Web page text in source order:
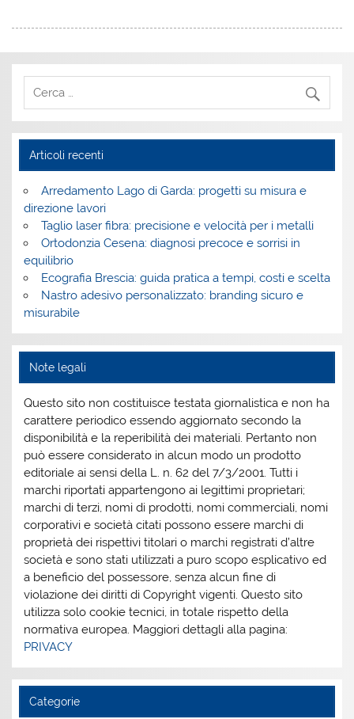
Articoli recenti
Arredamento Lago di Garda: progetti su misura e
direzione lavori
Taglio laser fibra: precisione e velocità per i metalli
Ortodonzia Cesena: diagnosi precoce e sorrisi in
equilibrio
Ecografia Brescia: guida pratica a tempi, costi e scelta
Nastro adesivo personalizzato: branding sicuro e
misurabile
Note legali
Questo sito non costituisce testata giornalistica e non ha
carattere periodico essendo aggiornato secondo la
disponibilità e la reperibilità dei materiali. Pertanto non
può essere considerato in alcun modo un prodotto
editoriale ai sensi della L. n. 62 del 7/3/2001. Tutti i
marchi riportati appartengono ai legittimi proprietari;
marchi di terzi, nomi di prodotti, nomi commerciali, nomi
corporativi e società citati possono essere marchi di
proprietà dei rispettivi titolari o marchi registrati d’altre
società e sono stati utilizzati a puro scopo esplicativo ed
a beneficio del possessore, senza alcun fine di
violazione dei diritti di Copyright vigenti. Questo sito
utilizza solo cookie tecnici, in totale rispetto della
normativa europea. Maggiori dettagli alla pagina:
PRIVACY
Categorie